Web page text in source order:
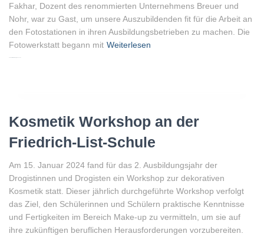
Fakhar, Dozent des renommierten Unternehmens Breuer und
Nohr, war zu Gast, um unsere Auszubildenden fit für die Arbeit an
den Fotostationen in ihren Ausbildungsbetrieben zu machen. Die
Fotowerkstatt begann mit Weiterlesen
Kosmetik Workshop an der
Friedrich-List-Schule
Am 15. Januar 2024 fand für das 2. Ausbildungsjahr der
Drogistinnen und Drogisten ein Workshop zur dekorativen
Kosmetik statt. Dieser jährlich durchgeführte Workshop verfolgt
das Ziel, den Schülerinnen und Schülern praktische Kenntnisse
und Fertigkeiten im Bereich Make-up zu vermitteln, um sie auf
ihre zukünftigen beruflichen Herausforderungen vorzubereiten.